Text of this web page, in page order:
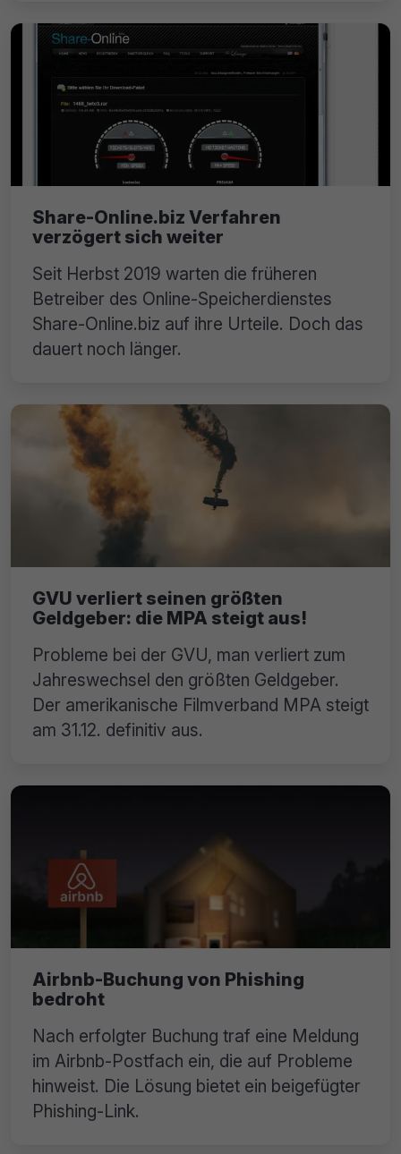
Share-Online.biz Verfahren
verzögert sich weiter
Seit Herbst 2019 warten die früheren
Betreiber des Online-Speicherdienstes
Share-Online.biz auf ihre Urteile. Doch das
dauert noch länger.
GVU verliert seinen größten
Geldgeber: die MPA steigt aus!
Probleme bei der GVU, man verliert zum
Jahreswechsel den größten Geldgeber.
Der amerikanische Filmverband MPA steigt
am 31.12. definitiv aus.
Airbnb-Buchung von Phishing
bedroht
Nach erfolgter Buchung traf eine Meldung
im Airbnb-Postfach ein, die auf Probleme
hinweist. Die Lösung bietet ein beigefügter
Phishing-Link.